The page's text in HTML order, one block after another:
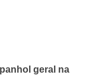
geral na